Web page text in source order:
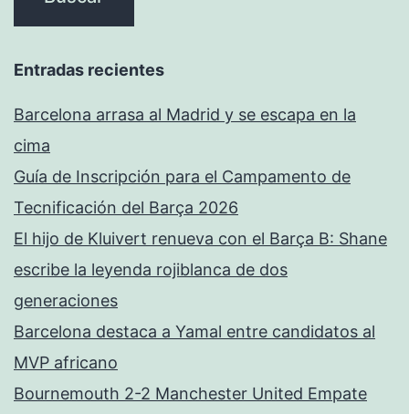
Entradas recientes
Barcelona arrasa al Madrid y se escapa en la
cima
Guía de Inscripción para el Campamento de
Tecnificación del Barça 2026
El hijo de Kluivert renueva con el Barça B: Shane
escribe la leyenda rojiblanca de dos
generaciones
Barcelona destaca a Yamal entre candidatos al
MVP africano
Bournemouth 2-2 Manchester United Empate